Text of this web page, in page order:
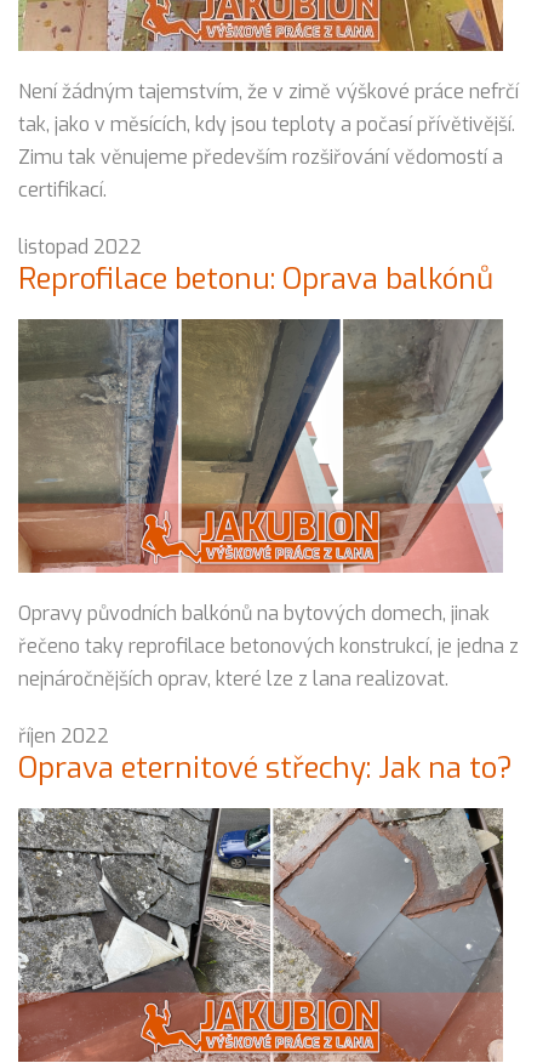
Není žádným tajemstvím, že v zimě výškové práce nefrčí
tak, jako v měsících, kdy jsou teploty a počasí přívětivější.
Zimu tak věnujeme především rozšiřování vědomostí a
certifikací.
listopad 2022
Reprofilace betonu: Oprava balkónů
Opravy původních balkónů na bytových domech, jinak
řečeno taky reprofilace betonových konstrukcí, je jedna z
nejnáročnějších oprav, které lze z lana realizovat.
říjen 2022
Oprava eternitové střechy: Jak na to?